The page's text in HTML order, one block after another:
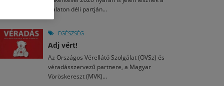
2026. JÚL. 15.
nézők 10 kedvenc filmje 2026 első félévében
2026. JÚL. 3.
án hozzánk is megérkezik a Rocktábor
2026. JÚL. 28.
Fesztivál 2026
2026. JÚL. 26.
egy mese: 30 napos mesekihívást indít a Libri
2026. MÁJ. 11.
László kapta az Artisjus Irodalmi Nagydíjat
Balaton déli partján...
EGÉSZSÉG
Adj vért!
Az Országos Vérellátó Szolgálat (OVSz) és
véradásszervező partnere, a Magyar
Vöröskereszt (MVK)...